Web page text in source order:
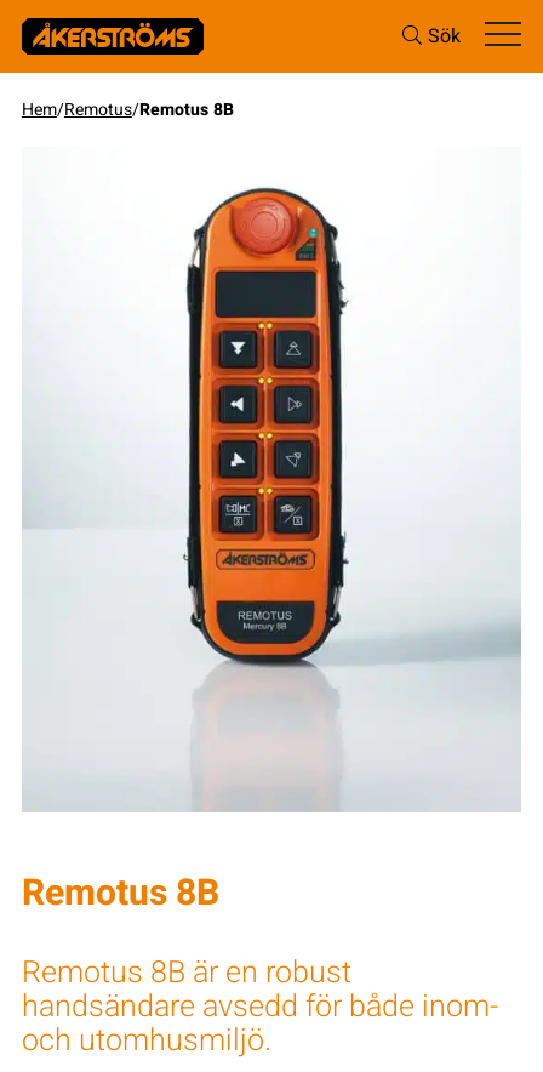
Sök
Hem/Remotus/Remotus 8B
Remotus 8B
Remotus 8B är en robust
handsändare avsedd för både inom-
och utomhusmiljö.